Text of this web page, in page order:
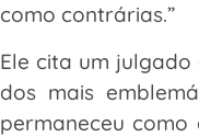
como contrárias.”
Ele cita um
dos mais
permaneceu